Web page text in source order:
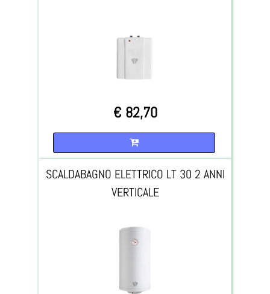
€ 82,70
SCALDABAGNO ELETTRICO LT 30 2 ANNI
VERTICALE